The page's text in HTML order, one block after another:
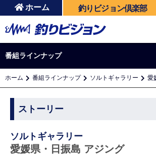
ホーム 釣りビジョン倶楽部
番組ラインナップ
ホーム 番組ラインナップ ソルトギャラリー 愛
ストーリー
ソルトギャラリー
愛媛県・日振島 アジング